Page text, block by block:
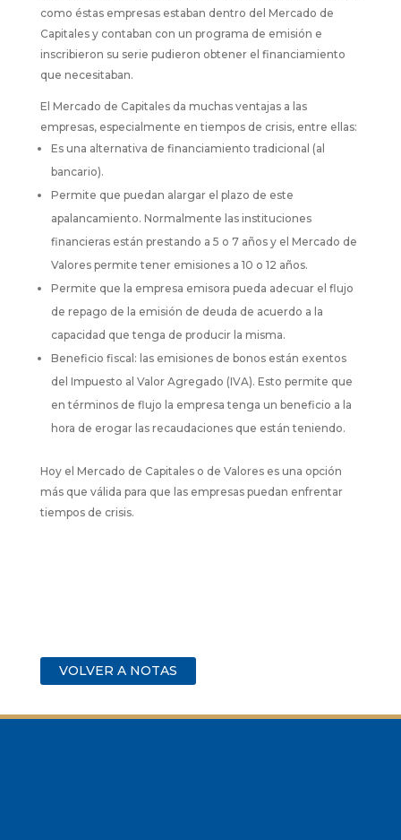
como éstas empresas estaban dentro del Mercado de
Capitales y contaban con un programa de emisión e
inscribieron su serie pudieron obtener el financiamiento
que necesitaban.
El Mercado de Capitales da muchas ventajas a las
empresas, especialmente en tiempos de crisis, entre ellas:
Es una alternativa de financiamiento tradicional (al
bancario).
Permite que puedan alargar el plazo de este
apalancamiento. Normalmente las instituciones
financieras están prestando a 5 o 7 años y el Mercado de
Valores permite tener emisiones a 10 o 12 años.
Permite que la empresa emisora pueda adecuar el flujo
de repago de la emisión de deuda de acuerdo a la
capacidad que tenga de producir la misma.
Beneficio fiscal: las emisiones de bonos están exentos
del Impuesto al Valor Agregado (IVA). Esto permite que
en términos de flujo la empresa tenga un beneficio a la
hora de erogar las recaudaciones que están teniendo.
Hoy el Mercado de Capitales o de Valores es una opción
más que válida para que las empresas puedan enfrentar
tiempos de crisis.
VOLVER A NOTAS